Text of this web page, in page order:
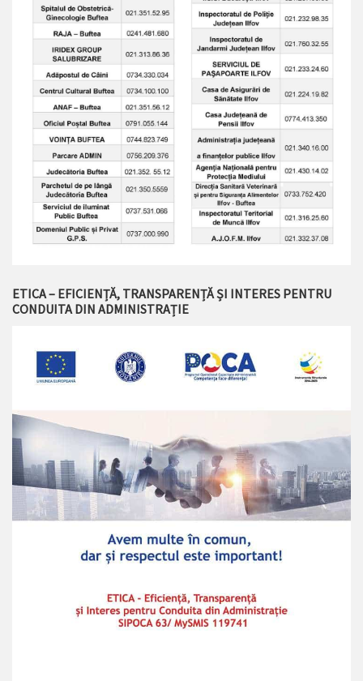
ETICA – EFICIENȚĂ, TRANSPARENȚĂ ȘI INTERES PENTRU
CONDUITA DIN ADMINISTRAȚIE